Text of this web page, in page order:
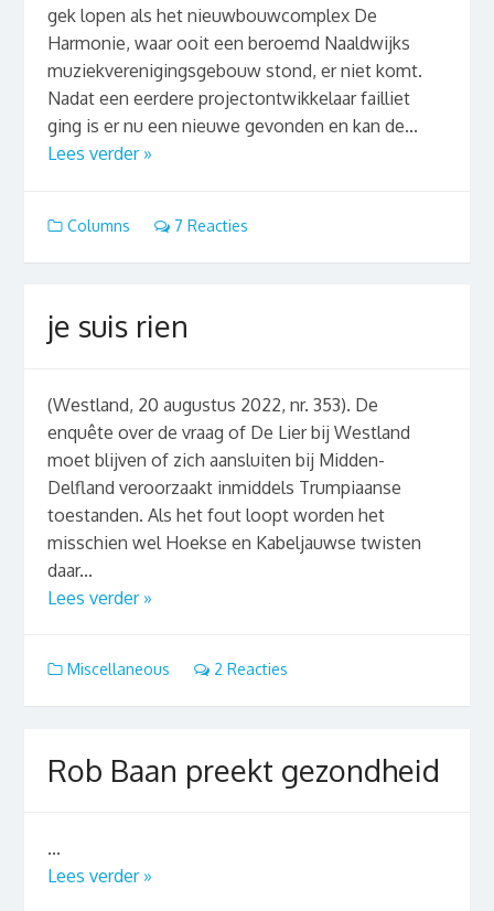
gek lopen als het nieuwbouwcomplex De
Harmonie, waar ooit een beroemd Naaldwijks
muziekverenigingsgebouw stond, er niet komt.
Nadat een eerdere projectontwikkelaar failliet
ging is er nu een nieuwe gevonden en kan de...
Lees verder »
Columns 7 Reacties
je suis rien
(Westland, 20 augustus 2022, nr. 353). De
enquête over de vraag of De Lier bij Westland
moet blijven of zich aansluiten bij Midden-
Delfland veroorzaakt inmiddels Trumpiaanse
toestanden. Als het fout loopt worden het
misschien wel Hoekse en Kabeljauwse twisten
daar...
Lees verder »
Miscellaneous 2 Reacties
Rob Baan preekt gezondheid
...
Lees verder »